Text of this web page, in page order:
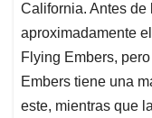
California. Antes de
aproximadamente
Flying Embers,
Embers tiene una
este, mientras que